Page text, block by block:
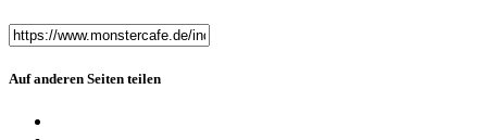
Auf anderen Seiten teilen